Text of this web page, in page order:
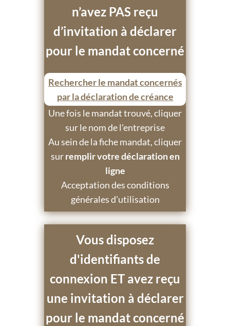
Vous disposez
d'identifiants de
connexion ET avez reçu
une invitation à déclarer
pour le mandat concerné
n’avez PAS reçu
d’invitation à déclarer
pour le mandat concerné
Rechercher le mandat concernés
par la déclaration de créance
Une fois le mandat trouvé, cliquer
sur le nom de l'entreprise
Au sein de la fiche mandat, cliquer
surremplir votre déclaration en
ligne
Acceptation des conditions
générales d'utilisation